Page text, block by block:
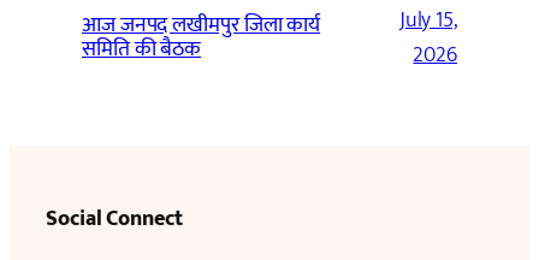
आज जनपद लखीमपुर जिला कार्य
समिति की बैठक
July 15,
2026
Social Connect